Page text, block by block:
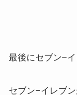
最後にセブン−イ
セブン−イレブ